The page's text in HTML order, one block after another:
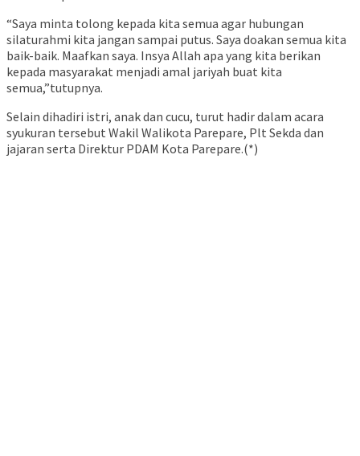
“Saya minta tolong kepada kita semua agar hubungan
silaturahmi kita jangan sampai putus. Saya doakan semua kita
baik-baik. Maafkan saya. Insya Allah apa yang kita berikan
kepada masyarakat menjadi amal jariyah buat kita
semua,”tutupnya.
Selain dihadiri istri, anak dan cucu, turut hadir dalam acara
syukuran tersebut Wakil Walikota Parepare, Plt Sekda dan
jajaran serta Direktur PDAM Kota Parepare.(*)